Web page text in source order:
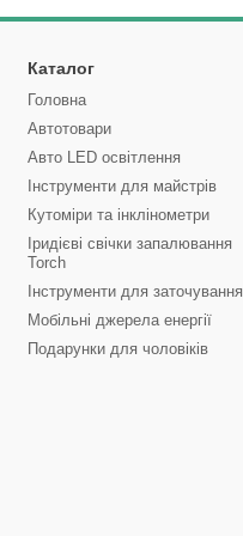
Каталог
Головна
Автотовари
Авто LED освітлення
Інструменти для майстрів
Кутоміри та інклінометри
Іридієві свічки запалювання
Torch
Інструменти для заточування
Мобільні джерела енергії
Подарунки для чоловіків